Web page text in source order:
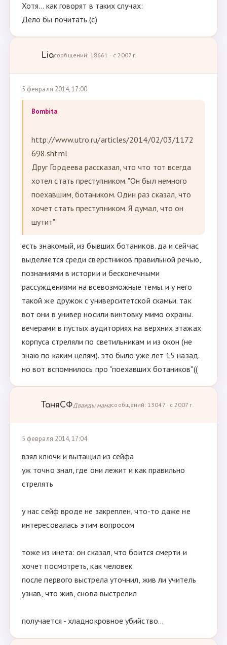
Хотя... как говорят в таких случах:
Дело бы почитать (с)
Liaсообщений: 18661 · с 2007 г.
5 февраля 2014, 17:00
Bombita
http://www.utro.ru/articles/2014/02/03/1172
698.shtml
Друг Гордеева рассказал, что что тот всегда
хотел стать преступником. "Он был немного
поехавшим, ботаником. Один раз сказал, что
хочет стать преступником. Я думал, что он
шутит"
есть знакомый, из бывших ботаников. да и сейчас
выделяется среди сверстников правильной речью,
познаниями в истории и бесконечными
рассуждениями на всевозможные темы. и у него
такой же дружок с университетской скамьи. так
вот они в универ носили винтовку мимо охраны.
вечерами в пустых аудиториях на верхних этажах
корпуса стреляли по светильникам и из окон (не
знаю по каким целям). это было уже лет 15 назад.
но вот вспомнилось про "поехавших ботаников"((
ТаняСФДважды мамасообщений: 13047 · с 2007 г.
5 февраля 2014, 17:04
взял ключи и вытащил из сейфа
уж точно знал, где они лежит и как правильно
стрелять
у нас сейф вроде не закреплен, что-то даже не
интересовалась этим вопросом
тоже из инета: он сказал, что боится смерти и
хочет посмотреть, как человек
после первого выстрела уточнил, жив ли учитель
узнав, что жив, снова выстрелил
получается - хладнокровное убийство...